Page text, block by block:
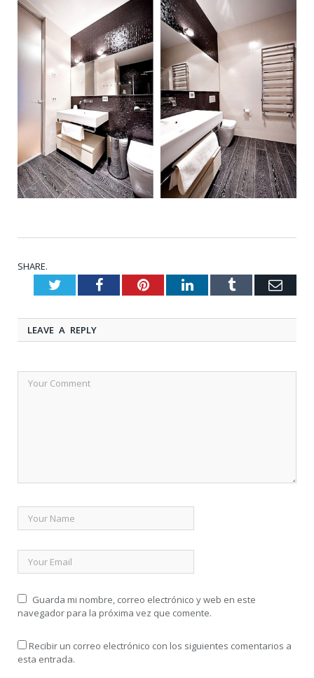
SHARE.
TwitterFacebookPinterestLinkedInTumblr
LEAVE A REPLY
Guarda mi nombre, correo electrónico y web en este
navegador para la próxima vez que comente.
Recibir un correo electrónico con los siguientes comentarios a
esta entrada.